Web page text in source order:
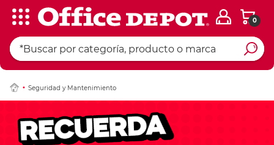
0
Seguridad y Mantenimiento